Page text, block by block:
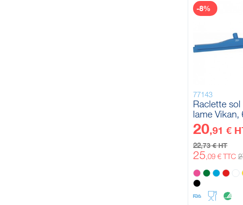
77143
Raclette
lame Vikan,
20,91 €
22,73 € HT
25,09 € TTC
-8%